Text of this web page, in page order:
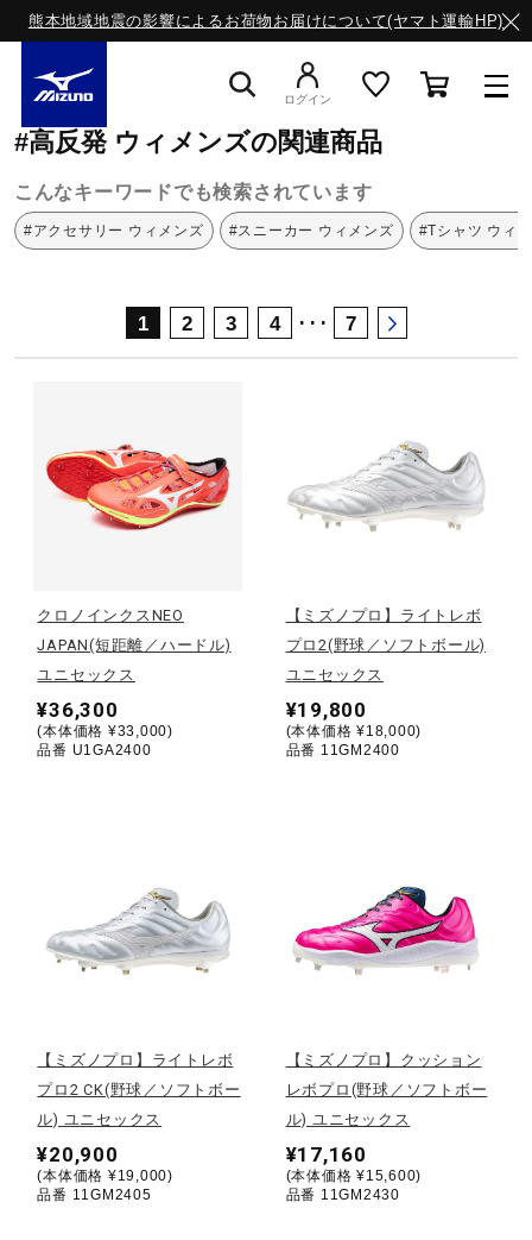
熊本地域地震の影響によるお荷物お届けについて(ヤマト運輸HP)
ライフスタイルウエア
ランニング
トレーニング
ゴルフ
テニス／ソフトテニス
陸上競技
ログイン
ミズノ公式オンライン
#高反発 ウィメンズの関連商品
こんなキーワードでも検索されています
#アクセサリー ウィメンズ #スニーカー ウィメンズ #Tシャツ ウィ
1 2 3 4 ･･･ 7
クロノインクスNEO
JAPAN(短距離／ハードル)
ユニセックス
¥36,300
(本体価格 ¥33,000)
品番 U1GA2400
【ミズノプロ】ライトレボ
プロ2(野球／ソフトボール)
ユニセックス
¥19,800
(本体価格 ¥18,000)
品番 11GM2400
【ミズノプロ】ライトレボ
プロ2 CK(野球／ソフトボー
ル) ユニセックス
¥20,900
(本体価格 ¥19,000)
品番 11GM2405
【ミズノプロ】クッション
レボプロ(野球／ソフトボー
ル) ユニセックス
¥17,160
(本体価格 ¥15,600)
品番 11GM2430